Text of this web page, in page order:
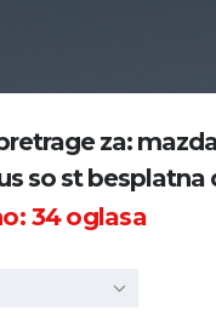
za:
so st besplatna
34oglasa